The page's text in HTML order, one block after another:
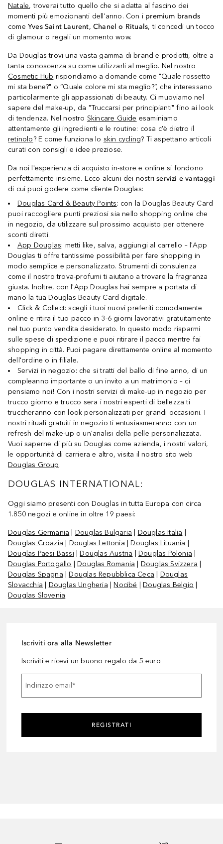
Natale, troverai tutto quello che si adatta al fascino dei
momenti più emozionanti dell'anno. Con i premium brands
come Yves Saint Laurent, Chanel o Rituals, ti concedi un tocco
di glamour o regali un momento wow.
Da Douglas trovi una vasta gamma di brand e prodotti, oltre a
tanta conoscenza su come utilizzarli al meglio. Nel nostro
Cosmetic Hub rispondiamo a domande come "Quale rossetto
mi sta bene?" o “Quale colore mi sta meglio?”, che interessano
particolarmente gli appassionati di beauty. Ci muoviamo nel
sapere del make-up, da "Truccarsi per principianti" fino ai look
di tendenza. Nel nostro Skincare Guide esaminiamo
attentamente gli ingredienti e le routine: cosa c'è dietro il
retinolo? E come funziona lo skin cycling? Ti aspettano articoli
curati con consigli e idee preziose.
Da noi l'esperienza di acquisto in-store e online si fondono
perfettamente insieme. Ecco alcuni dei nostriservizi e vantaggi
di cui puoi godere come cliente Douglas:
Douglas Card & Beauty Points: con la Douglas Beauty Card
puoi raccogliere punti preziosi sia nello shopping online che
in negozio, da utilizzare sul prossimo acquisto per ottenere
sconti diretti.
App Douglas: metti like, salva, aggiungi al carrello – l'App
Douglas ti offre tantissime possibilità per fare shopping in
modo semplice e personalizzato. Strumenti di consulenza
come il nostro trova-profumi ti aiutano a trovare la fragranza
giusta. Inoltre, con l'App Douglas hai sempre a portata di
mano la tua Douglas Beauty Card digitale.
Click & Collect: scegli i tuoi nuovi preferiti comodamente
online e ritira il tuo pacco in 3-6 giorni lavorativi gratuitamente
nel tuo punto vendita desiderato. In questo modo risparmi
sulle spese di spedizione e puoi ritirare il pacco mentre fai
shopping in città. Puoi pagare direttamente online al momento
dell'ordine o in filiale.
Servizi in negozio: che si tratti del ballo di fine anno, di un
compleanno importante o un invito a un matrimonio – ci
pensiamo noi! Con i nostri servizi di make-up in negozio per
trucco giorno e trucco sera i nostri esperti di bellezza ti
truccheranno con look personalizzati per grandi occasioni. I
nostri rituali gratuiti in negozio ti entusiasmeranno con un
refresh del make-up o un'analisi della pelle personalizzata.
Vuoi saperne di più su Douglas come azienda, i nostri valori,
le opportunità di carriera e altro, visita il nostro sito web
Douglas Group.
DOUGLAS INTERNATIONAL:
Oggi siamo presenti con Douglas in tutta Europa con circa
1.850 negozi e online in oltre 19 paesi:
Douglas Germania Douglas Bulgaria Douglas Italia
Douglas Croazia
Douglas Lettonia |Douglas Lituania
Douglas Paesi Bassi|Douglas Austria |Douglas Polonia
Douglas Portogallo |Douglas Romania Douglas Svizzera
Douglas Spagna |Douglas Repubblica Ceca
Douglas
Slovacchia
Douglas Ungheria |Nocibé |Douglas Belgio
Douglas Slovenia
Iscriviti ora alla Newsletter
Iscriviti e ricevi un buono regalo da 5 euro
Indirizzo email *
REGISTRATI